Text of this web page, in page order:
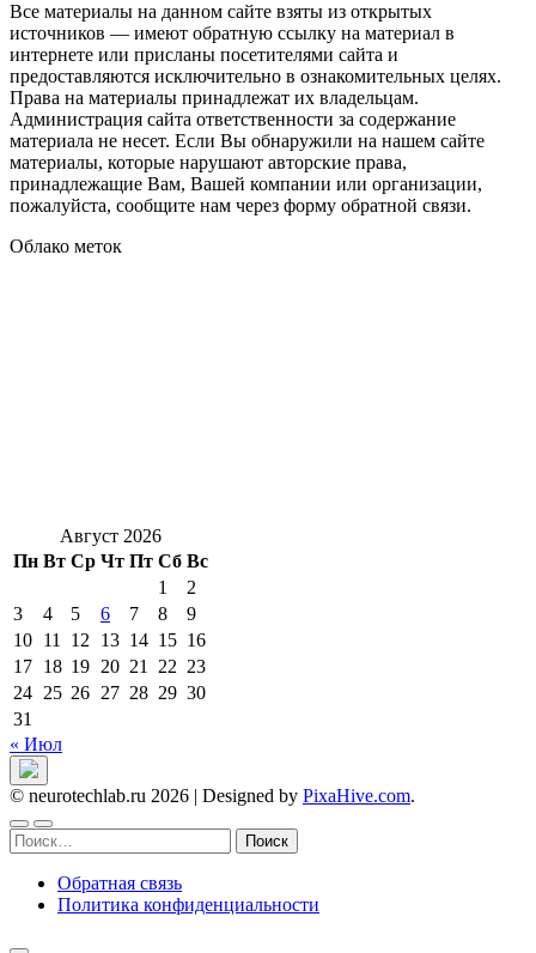
Все материалы на данном сайте взяты из открытых
источников — имеют обратную ссылку на материал в
интернете или присланы посетителями сайта и
предоставляются исключительно в ознакомительных целях.
Права на материалы принадлежат их владельцам.
Администрация сайта ответственности за содержание
материала не несет. Если Вы обнаружили на нашем сайте
материалы, которые нарушают авторские права,
принадлежащие Вам, Вашей компании или организации,
пожалуйста, сообщите нам через форму обратной связи.
Облако меток
Август 2026
Пн Вт Ср Чт Пт Сб Вс
1
2
3
4 5 6 7 8
9
10 11 12 13 14 15 16
17 18 19 20 21 22 23
24 25 26 27 28 29 30
31
« Июл
© neurotechlab.ru 2026 | Designed by PixaHive.com.
Найти:
Обратная связь
Политика конфиденциальности